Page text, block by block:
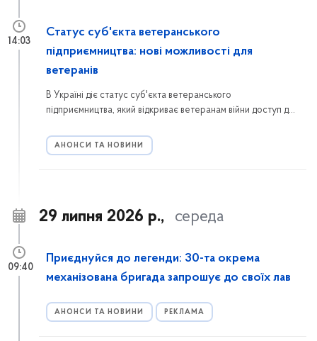
Статус суб'єкта ветеранського
підприємництва: нові можливості для
ветеранів
В Україні діє статус суб'єкта ветеранського
підприємництва, який відкриває ветеранам війни доступ до
освітніх ініціатив. Розповідаємо, хто може отримати цей
статус, як подати заяву через портал Дія та які переваги
АНОНСИ ТА НОВИНИ
14:03
29 липня 2026 р., середа
Приєднуйся до легенди: 30-та окрема
механізована бригада запрошує до своїх лав
АНОНСИ ТА НОВИНИ РЕКЛАМА
09:40